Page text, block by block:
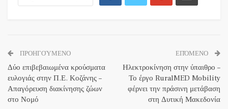
ΠΡΟΗΓΟΎΜΕΝΟ
Δύο επιβεβαιωμένα κρούσματα
ευλογιάς στην Π.Ε. Κοζάνης –
Απαγόρευση διακίνησης ζώων
στο Νομό
ΕΠΌΜΕΝΟ
Ηλεκτροκίνηση στην ύπαιθρο –
Το έργο RuralMED Mobility
φέρνει την πράσινη μετάβαση
στη Δυτική Μακεδονία